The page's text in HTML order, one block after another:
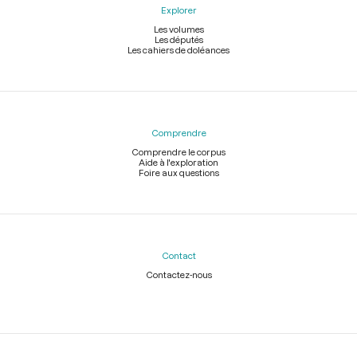
Explorer
Les volumes
Les députés
Les cahiers de doléances
Comprendre
Comprendre le corpus
Aide à l'exploration
Foire aux questions
Contact
Contactez-nous
Légal